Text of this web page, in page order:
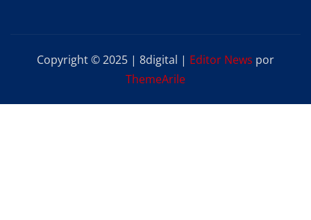
Copyright © 2025 | 8digital | Editor News por
ThemeArile